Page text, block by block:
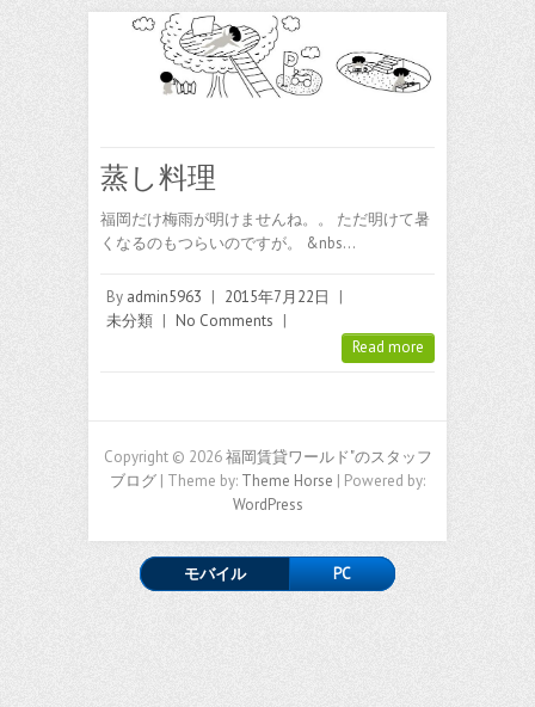
蒸し料理
福岡だけ梅雨が明けませんね。。 ただ明けて暑
くなるのもつらいのですが。 &nbs…
By admin5963 | 2015年7月22日
|
未分類 | No Comments |
Read more
Copyright © 2026福岡賃貸ワールド"のスタッフ
ブログ | Theme by: Theme Horse | Powered by:
WordPress
モバイル PC